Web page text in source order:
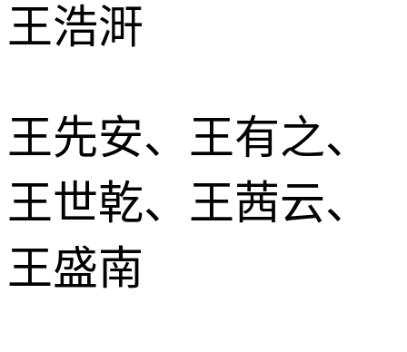
王浩涆
王先安、王有之、
王世乾、王茜云、
王盛南